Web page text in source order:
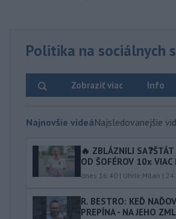
Politika na sociálnych
Info
Zobraziť viac
Najnovšie videáNajsledovanejšie
🔥 ZBLÁZNILI SA❓️ŠTÁT
OD ŠOFÉROV 10x VIAC
dnes 16:40 | Uhrík Milan | 24
R. BESTRO: KEĎ
PREPÍNA - NA JEHO